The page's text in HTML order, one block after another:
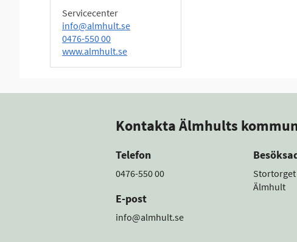
Servicecenter
info@almhult.se
0476-550 00
www.almhult.se
Kontakta Älmhults
Telefon
0476-550 00
E-post
info@almhult.se
Stortorget
Älmhult